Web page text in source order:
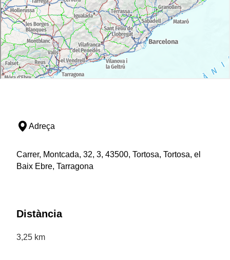
Adreça
Carrer, Montcada, 32, 3, 43500, Tortosa, Tortosa, el
Baix Ebre, Tarragona
Distància
3,25 km